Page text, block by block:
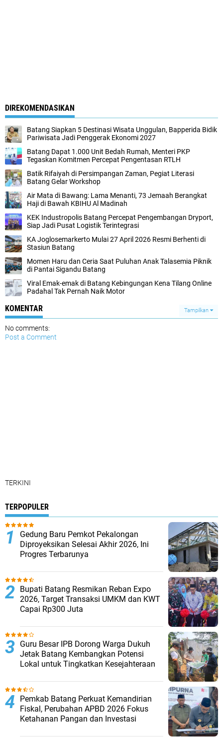
DIREKOMENDASIKAN
Batang Siapkan 5 Destinasi Wisata Unggulan, Bapperida Bidik
Pariwisata Jadi Penggerak Ekonomi 2027
Batang Dapat 1.000 Unit Bedah Rumah, Menteri PKP
Tegaskan Komitmen Percepat Pengentasan RTLH
Batik Rifaiyah di Persimpangan Zaman, Pegiat Literasi
Batang Gelar Workshop
Air Mata di Bawang: Lama Menanti, 73 Jemaah Berangkat
Haji di Bawah KBIHU Al Madinah
KEK Industropolis Batang Percepat Pengembangan Dryport,
Siap Jadi Pusat Logistik Terintegrasi
KA Joglosemarkerto Mulai 27 April 2026 Resmi Berhenti di
Stasiun Batang
Momen Haru dan Ceria Saat Puluhan Anak Talasemia Piknik
di Pantai Sigandu Batang
Viral Emak-emak di Batang Kebingungan Kena Tilang Online
Padahal Tak Pernah Naik Motor
KOMENTAR Tampilkan
No comments:
Post a Comment
TERKINI
TERPOPULER
Gedung Baru Pemkot Pekalongan
Diproyeksikan Selesai Akhir 2026, Ini
Progres Terbarunya
Bupati Batang Resmikan Reban Expo
2026, Target Transaksi UMKM dan KWT
Capai Rp300 Juta
Guru Besar IPB Dorong Warga Dukuh
Jetak Batang Kembangkan Potensi
Lokal untuk Tingkatkan Kesejahteraan
Pemkab Batang Perkuat Kemandirian
Fiskal, Perubahan APBD 2026 Fokus
Ketahanan Pangan dan Investasi